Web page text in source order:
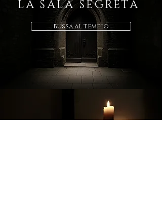
Deepfall
Prezzo
250,00 €
Hecate
Prezzo
550,00 €
Vlad III - Black Diamonds
Prezzo
1200,00 €
Bushido (武士道, bushidō)
Prezzo
550,00 €
Medusa
Prezzo
550,00 €
DEGA
Prezzo
760,00 €
Sator
Prezzo
380,00 €
Black Flag
Prezzo
480,00 €
Os Praetoriani
Prezzo
550,00 €
Atena
Prezzo
550,00 €
DORAN
Prezzo
990,00 €
VELARIS
Prezzo
870,00 €
THYRA
Prezzo
550,00 €
LYSSA
Prezzo
310,00 €
AUDAX
Prezzo
330,00 €
Crux Aeterna
Prezzo
395,00 €
Cardano
Prezzo
350,00 €
Selva d'Oro
Prezzo
650,00 €
Silent Skull T-Bar
Prezzo
340,00 €
Collana Gravis Clavus
Prezzo
1325,00 €
Catena del Sigillo
Prezzo
190,00 €
Anello "Vaffanculo"
Prezzo
250,00 €
Custode del Battito
Prezzo
145,00 €
Lilith'Sanctum
Prezzo
630,00 €
Cuore Reliquiario
Prezzo
390,00 €
Viking Bear
Prezzo
380,00 €
Arslan
Prezzo
390,00 €
Yggdrasil Signet
Prezzo
395,00 €
Viking Raw
Prezzo
395,00 €
LA SALA SEGRETA
BUSSA AL TEMPIO